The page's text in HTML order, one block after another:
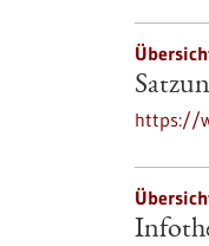
https://